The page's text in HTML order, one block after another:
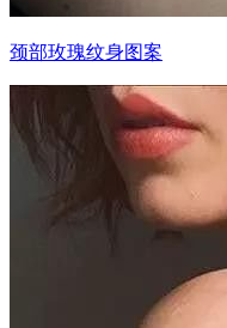
颈部玫瑰纹身图案